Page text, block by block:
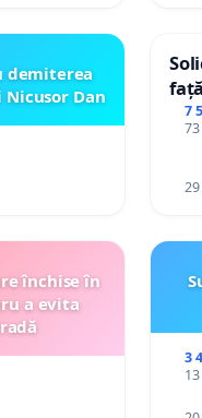
demiterea
Dan
7
închise în
a evita
3